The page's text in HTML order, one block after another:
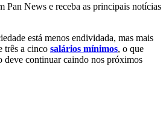
Pan News e receba as principais notícias
está menos endividada, mas mais
três a cinco salários mínimos, o que
deve continuar caindo nos próximos